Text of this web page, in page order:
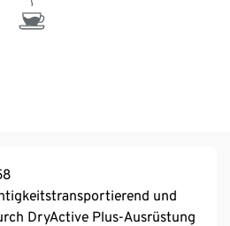
und
DryActive Plus-Ausrüstung